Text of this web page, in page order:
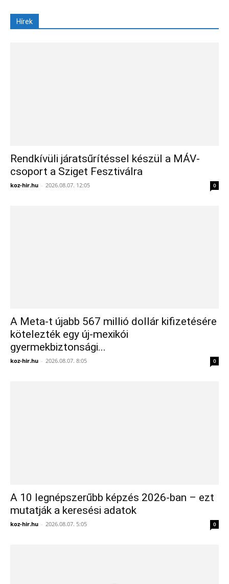
Hírek
Rendkívüli járatsűrítéssel készül a MÁV-
csoport a Sziget Fesztiválra
koz-hir.hu - 2026.08.07. 12:05 0
A Meta-t újabb 567 millió dollár kifizetésére
kötelezték egy új-mexikói
gyermekbiztonsági...
koz-hir.hu - 2026.08.07. 8:05 0
A 10 legnépszerűbb képzés 2026-ban – ezt
mutatják a keresési adatok
koz-hir.hu - 2026.08.07. 5:05 0